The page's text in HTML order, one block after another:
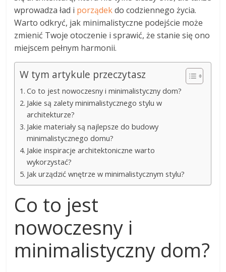
wprowadza ład i porządekdo codziennego życia.
Warto odkryć, jak minimalistyczne podejście może
zmienić Twoje otoczenie i sprawić, że stanie się ono
miejscem pełnym harmonii.
W tym artykule przeczytasz
Co to jest nowoczesny i minimalistyczny dom?
Jakie są zalety minimalistycznego stylu w
architekturze?
Jakie materiały są najlepsze do budowy
minimalistycznego domu?
Jakie inspiracje architektoniczne warto
wykorzystać?
Jak urządzić wnętrze w minimalistycznym stylu?
Co to jest
nowoczesny i
minimalistyczny dom?